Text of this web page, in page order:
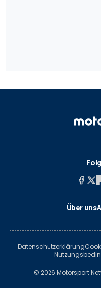
Über uns
Datenschutzerklärung
© 2026 Motorsport